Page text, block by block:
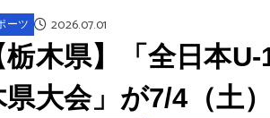
ーツ 2026.07.01
栃木県】「全日本
県大会」が7/4（土